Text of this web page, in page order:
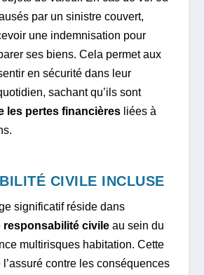
par un sinistre couvert,
une indemnisation pour
ses biens. Cela permet aux
en sécurité dans leur
sachant qu’ils sont
les pertes financières liées à
CIVILE INCLUSE
significatif réside dans
responsabilité civile au sein du
multirisques habitation. Cette
contre les conséquences